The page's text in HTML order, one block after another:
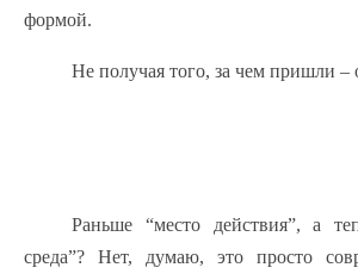
формой.
Не получая того, за чем пришли
Раньше “место действия”, а
среда”? Нет, думаю, это просто